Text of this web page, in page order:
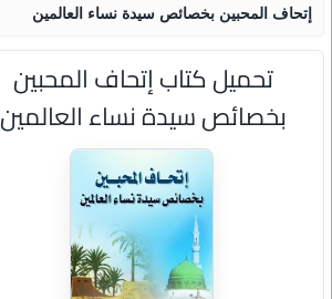
إتحاف المحبين بخصائص سيدة نساء العالمين
تحميل كتاب إتحاف المحبين
بخصائص سيدة نساء العالمين